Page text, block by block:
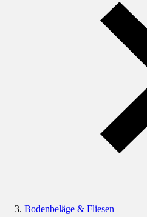
Bodenbeläge & Fliesen